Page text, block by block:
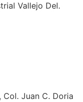
Vallejo Del.
Col. Juan C. Doria